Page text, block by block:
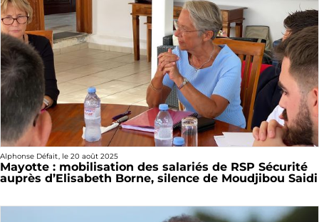
Alphonse Défait, le 20 août 2025
Mayotte : mobilisation des salariés de RSP Sécurité
auprès d’Elisabeth Borne, silence de Moudjibou Saidi